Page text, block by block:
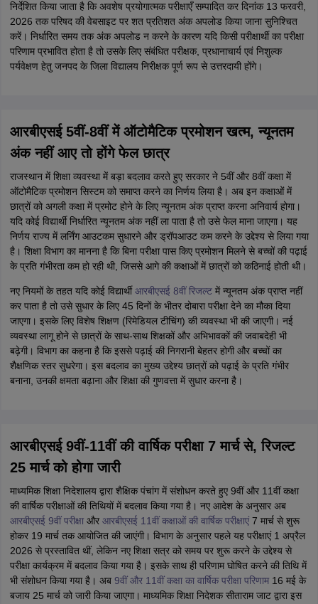
निर्देशित किया जाता है कि अवशेष प्रयोगात्मक परीक्षाएँ सम्पादित कर दिनांक 13 फरवरी,
2026 तक परिषद की वेबसाइट पर शत प्रतिशत अंक अपलोड किया जाना सुनिश्चित
करें। निर्धारित समय तक अंक अपलोड न करने के कारण यदि किसी परीक्षार्थी का परीक्षा
परिणाम प्रभावित होता है तो उसके लिए संबंधित परीक्षक, प्रधानाचार्य एवं निशुल्क
पर्यवेक्षण हेतु जनपद के जिला विद्यालय निरीक्षक पूर्ण रूप से उत्तरदायी होंगे।
आरबीएसई 5वीं-8वीं में ऑटोमैटिक प्रमोशन खत्म, न्यूनतम
अंक नहीं आए तो होंगे फेल छात्र
राजस्थान में शिक्षा व्यवस्था में बड़ा बदलाव करते हुए सरकार ने 5वीं और 8वीं कक्षा में
ऑटोमैटिक प्रमोशन सिस्टम को समाप्त करने का निर्णय लिया है। अब इन कक्षाओं में
छात्रों को अगली कक्षा में प्रमोट होने के लिए न्यूनतम अंक प्राप्त करना अनिवार्य होगा।
यदि कोई विद्यार्थी निर्धारित न्यूनतम अंक नहीं ला पाता है तो उसे फेल माना जाएगा। यह
निर्णय राज्य में लर्निंग आउटकम सुधारने और ड्रॉपआउट कम करने के उद्देश्य से लिया गया
है। शिक्षा विभाग का मानना है कि बिना परीक्षा पास किए प्रमोशन मिलने से बच्चों की पढ़ाई
के प्रति गंभीरता कम हो रही थी, जिससे आगे की कक्षाओं में छात्रों को कठिनाई होती थी।
नए नियमों के तहत यदि कोई विद्यार्थी आरबीएसई 8वीं रिजल्टमें न्यूनतम अंक प्राप्त नहीं
कर पाता है तो उसे सुधार के लिए 45 दिनों के भीतर दोबारा परीक्षा देने का मौका दिया
जाएगा। इसके लिए विशेष शिक्षण (रिमेडियल टीचिंग) की व्यवस्था भी की जाएगी। नई
व्यवस्था लागू होने से छात्रों के साथ-साथ शिक्षकों और अभिभावकों की जवाबदेही भी
बढ़ेगी। विभाग का कहना है कि इससे पढ़ाई की निगरानी बेहतर होगी और बच्चों का
शैक्षणिक स्तर सुधरेगा। इस बदलाव का मुख्य उद्देश्य छात्रों को पढ़ाई के प्रति गंभीर
बनाना, उनकी क्षमता बढ़ाना और शिक्षा की गुणवत्ता में सुधार करना है।
आरबीएसई 9वीं-11वीं की वार्षिक परीक्षा 7 मार्च से, रिजल्ट
25 मार्च को होगा जारी
माध्यमिक शिक्षा निदेशालय द्वारा शैक्षिक पंचांग में संशोधन करते हुए 9वीं और 11वीं कक्षा
की वार्षिक परीक्षाओं की तिथियों में बदलाव किया गया है। नए आदेश के अनुसार अब
आरबीएसई 9वीं परीक्षाऔर आरबीएसई 11वीं कक्षाओं की वार्षिक परीक्षाएं 7 मार्च से शुरू
होकर 19 मार्च तक आयोजित की जाएंगी। विभाग के अनुसार पहले यह परीक्षाएं 1 अप्रैल
2026 से प्रस्तावित थीं, लेकिन नए शिक्षा सत्र को समय पर शुरू करने के उद्देश्य से
परीक्षा कार्यक्रम में बदलाव किया गया है। इसके साथ ही परिणाम घोषित करने की तिथि में
भी संशोधन किया गया है। अब 9वीं और 11वीं कक्षा का वार्षिक परीक्षा परिणाम16 मई के
बजाय 25 मार्च को जारी किया जाएगा। माध्यमिक शिक्षा निदेशक सीताराम जाट द्वारा इस